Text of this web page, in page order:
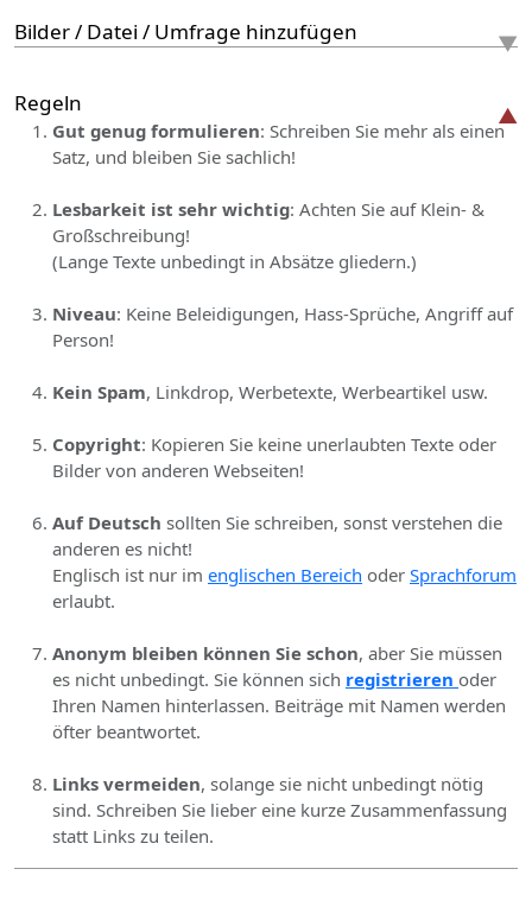
Bilder / Datei / Umfrage hinzufügen
Regeln
Gut genug formulieren: Schreiben Sie mehr als einen
Satz, und bleiben Sie sachlich!
Lesbarkeit ist sehr wichtig: Achten Sie auf Klein- &
Großschreibung!
(Lange Texte unbedingt in Absätze gliedern.)
Niveau: Keine Beleidigungen, Hass-Sprüche, Angriff auf
Person!
Kein Spam, Linkdrop, Werbetexte, Werbeartikel usw.
Copyright: Kopieren Sie keine unerlaubten Texte oder
Bilder von anderen Webseiten!
Auf Deutsch sollten Sie schreiben, sonst verstehen die
anderen es nicht!
Englisch ist nur im englischen Bereich oder Sprachforum
erlaubt.
Anonym bleiben können Sie schon, aber Sie müssen
es nicht unbedingt. Sie können sich registrieren oder
Ihren Namen hinterlassen. Beiträge mit Namen werden
öfter beantwortet.
Links vermeiden, solange sie nicht unbedingt nötig
sind. Schreiben Sie lieber eine kurze Zusammenfassung
statt Links zu teilen.